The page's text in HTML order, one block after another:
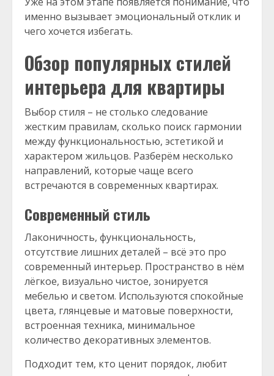
именно вызывает эмоциональный отклик и
чего хочется избегать.
Обзор популярных стилей
интерьера для квартиры
Выбор стиля – не столько следование
жестким правилам, сколько поиск гармонии
между функциональностью, эстетикой и
характером жильцов. Разберём несколько
направлений, которые чаще всего
встречаются в современных квартирах.
Современный стиль
Лаконичность, функциональность,
отсутствие лишних деталей – всё это про
современный интерьер. Пространство в нём
лёгкое, визуально чистое, зонируется
мебелью и светом. Используются спокойные
цвета, глянцевые и матовые поверхности,
встроенная техника, минимальное
количество декоративных элементов.
Подходит тем, кто ценит порядок, любит